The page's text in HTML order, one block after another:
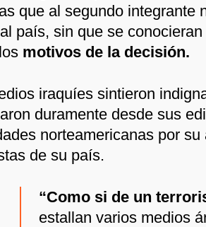
que al segundo integrante
país, sin que se
motivos de la decisión.
iraquíes sintieron
duramente desde sus
norteamericanas por
de su país.
“Como si de un
estallan varios medios